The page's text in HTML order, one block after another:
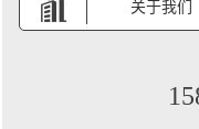
关于我们